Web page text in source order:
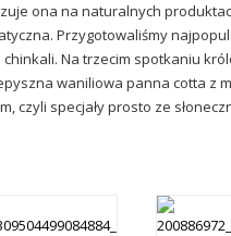
ona na naturalnych
Przygotowaliśmy
Na trzecim spotkaniu
waniliowa panna cotta z
czyli specjały prosto ze